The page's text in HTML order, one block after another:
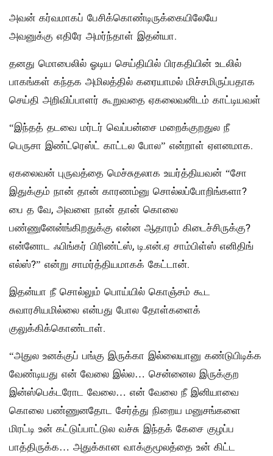
அவன் கர்வமாகப் பேசிக்கொண்டிருக்கையிலேயே
அவனுக்கு எதிரே அமர்ந்தாள் இதன்யா.
தனது மொபைலில் ஓடிய செய்தியில் பிரகதியின் உடலில்
பாகங்கள் கந்தக அமிலத்தில் கரையாமல் மிச்சமிருப்பதாக
செய்தி அறிவிப்பாளர் கூறுவதை ஏகலைவனிடம் காட்டியவள்
“இந்தத் தடவை மர்டர் வெப்பன்சை மறைக்குறதுல நீ
பெருசா இண்ட்ரெஸ்ட் காட்டல போல” என்றாள் ஏளனமாக.
ஏகலைவன் புருவத்தை மெச்சுதலாக உயர்த்தியவன் “சோ
இதுக்கும் நான் தான் காரணம்னு சொல்லப்போறிங்களா?
பை த வே, அவளை நான் தான் கொலை
பண்ணுனேன்ங்கிறதுக்கு என்ன ஆதாரம் கிடைச்சிருக்கு?
என்னோட ஃபிங்கர் பிரிண்ட்ஸ், டி.என்.ஏ சாம்பிள்ஸ் எனிதிங்
எல்ஸ்?” என்று சாமர்த்தியமாகக் கேட்டான்.
இதன்யா நீ சொல்லும் பொய்யில் கொஞ்சம் கூட
சுவாரசியமில்லை என்பது போல தோள்களைக்
குலுக்கிக்கொண்டாள்.
“அதுல உனக்குப் பங்கு இருக்கா இல்லையானு கண்டுபிடிக்க
வேண்டியது என் வேலை இல்ல… சென்னைல இருக்குற
இன்ஸ்பெக்டரோட வேலை… என் வேலை நீ இனியாவை
கொலை பண்ணுனதோட சேர்த்து நிறைய மனுசங்களை
மிரட்டி உன் கட்டுப்பாட்டுல வச்சு இந்தக் கேசை குழப்ப
பாத்திருக்க… அதுக்கான வாக்குமூலத்தை உன் கிட்ட